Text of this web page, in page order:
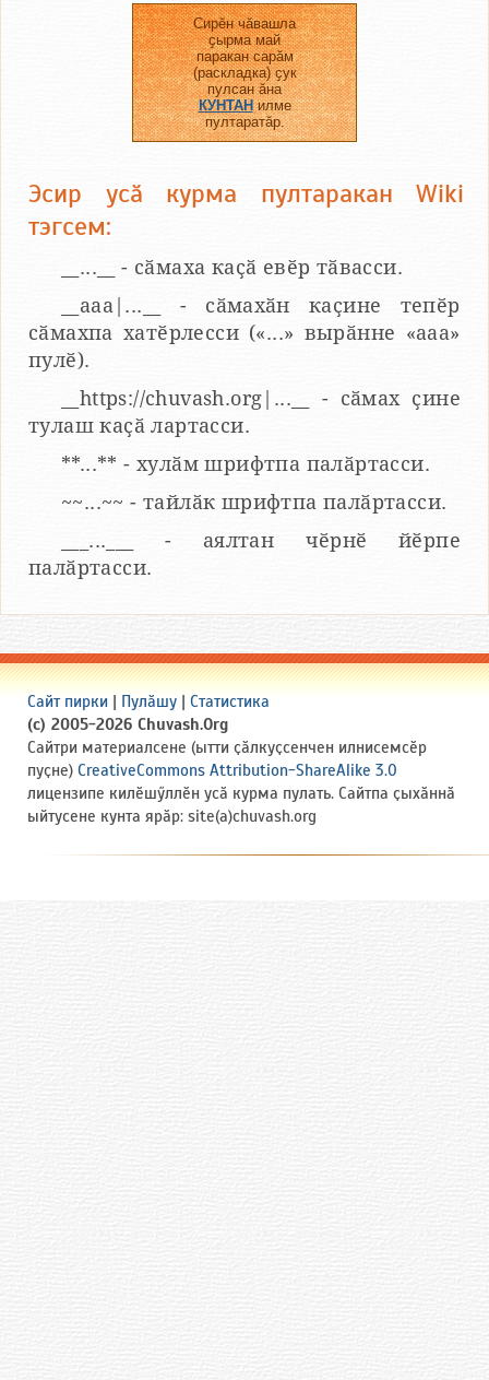
Сирӗн чӑвашла
ҫырма май
паракан сарӑм
(раскладка) ҫук
пулсан ӑна
КУНТАНилме
пултаратӑр.
Эсир усӑ курма пултаракан Wiki
тэгсем:
__...__ - сӑмаха каҫӑ евӗр тӑвасси.
__aaa|...__ - сӑмахӑн каҫине тепӗр
сӑмахпа хатӗрлесси («...» вырӑнне «ааа»
пулӗ).
__https://chuvash.org|...__ - сӑмах ҫине
тулаш каҫӑ лартасси.
**...** - хулӑм шрифтпа палӑртасси.
~~...~~ - тайлӑк шрифтпа палӑртасси.
___...___ - аялтан чӗрнӗ йӗрпе
палӑртасси.
Сайт пирки | Пулӑшу | Статистика
(c) 2005-2026 Chuvash.Org
Сайтри материалсене (ытти ҫӑлкуҫсенчен илнисемсӗр
пуҫне) CreativeCommons Attribution-ShareAlike 3.0
лицензипе килӗшӳллӗн усӑ курма пулать. Сайтпа ҫыхӑннӑ
ыйтусене кунта ярӑр: site(a)chuvash.org